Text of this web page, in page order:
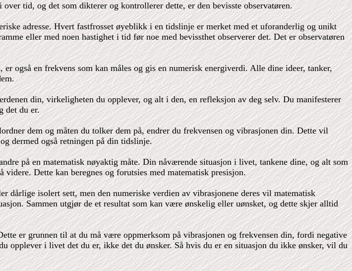
tid, og det som dikterer og kontrollerer dette, er den bevisste observatøren.
adresse. Hvert fastfrosset øyeblikk i en tidslinje er merket med et uforanderlig og unikt
eller med noen hastighet i tid før noe med bevissthet observerer det. Det er observatøren
også en frekvens som kan måles og gis en numerisk energiverdi. Alle dine ideer, tanker,
din, virkeligheten du opplever, og alt i den, en refleksjon av deg selv. Du manifesterer
det du er.
dem og måten du tolker dem på, endrer du frekvensen og vibrasjonen din. Dette vil
dermed også retningen på din tidslinje.
på en matematisk nøyaktig måte. Din nåværende situasjon i livet, tankene dine, og alt som
Dette kan beregnes og forutsies med matematisk presisjon.
dårlige isolert sett, men den numeriske verdien av vibrasjonene deres vil matematisk
Sammen utgjør de et resultat som kan være ønskelig eller uønsket, og dette skjer alltid
er grunnen til at du må være oppmerksom på vibrasjonen og frekvensen din, fordi negative
opplever i livet det du er, ikke det du ønsker. Så hvis du er en situasjon du ikke ønsker, vil du